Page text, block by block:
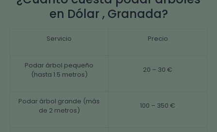
en Dólar , Granada?
Servicio Precio
Podar árbol pequeño
(hasta 1.5 metros)
20 – 30 €
Podar árbol grande (más
de 2 metros)
100 – 350 €